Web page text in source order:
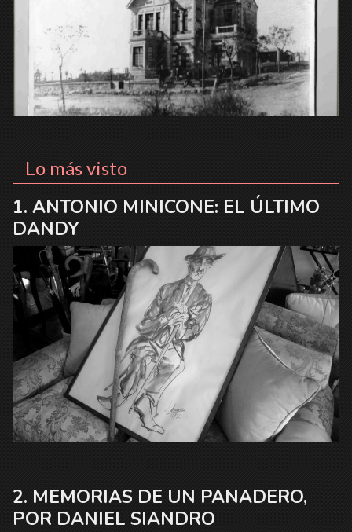
Lo más visto
ANTONIO MINICONE: EL ÚLTIMO
DANDY
MEMORIAS DE UN PANADERO,
POR DANIEL SIANDRO